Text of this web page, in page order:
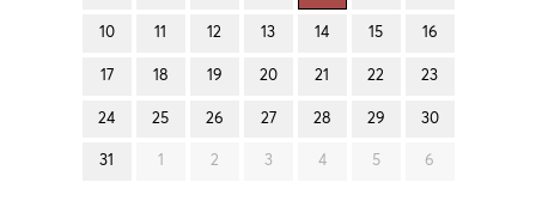
10 11 12 13 14 15 16
17 18 19 20 21 22 23
24 25 26 27 28 29 30
31 1 2 3 4 5 6